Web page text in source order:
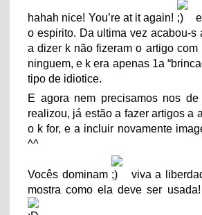
hahah nice! You’re at it again!
o espirito. Da ultima vez acabou-
a dizer k não fizeram o artigo
ninguem, e k era apenas 1a
tipo de idiotice.
E agora nem precisamos nos
realizou, já estão a fazer artigos a
o k for, e a incluir novamente
^^
Vocês dominam
viva a
mostra como ela deve ser